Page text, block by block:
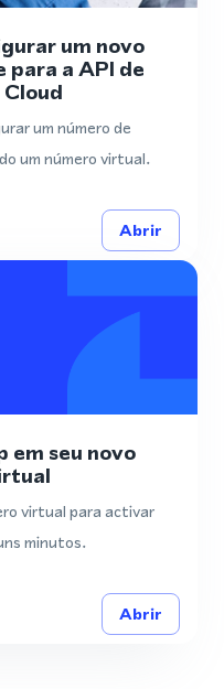
um novo
a API de
um número de
um número virtual.
Abrir
seu novo
virtual para activar
minutos.
Abrir